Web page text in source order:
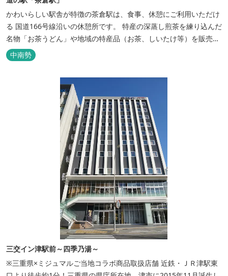
かわいらしい駅舎が特徴の茶倉駅は、食事、休憩にご利用いただけ
る 国道166号線沿いの休憩所です。 特産の深蒸し煎茶を練り込んだ
名物「お茶うどん」や地域の特産品（お茶、しいたけ等）を販売。
吊り橋をわたれば宿泊施設のエバーグレイズ香肌峡まですぐ。 【イ
チオシ名物】 ・味噌カツ丼…地元産の甘味噌を使ったボリュームた
中南勢
三交イン津駅前～四季乃湯～
※三重県×ミジュマルご当地コラボ商品取扱店舗 近鉄・ＪＲ津駅東